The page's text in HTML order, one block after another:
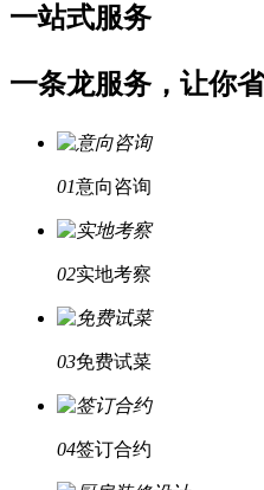
一站式服务
一条龙服务，让你
01意向咨询
02实地考察
03免费试菜
04签订合约